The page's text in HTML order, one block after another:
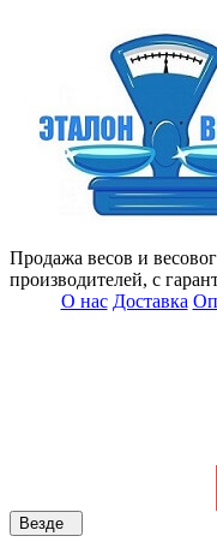
Продажа весов и
производителей, с
О нас Доставка
Везде